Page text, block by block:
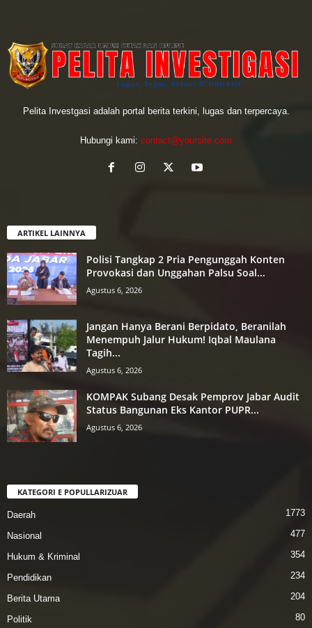
Pelita Investgasi adalah portal berita terkini, lugas dan terpercaya.
Hubungi kami: contact@yoursite.com
ARTIKEL LAINNYA
Polisi Tangkap 2 Pria Pengunggah Konten
Provokasi dan Unggahan Palsu Soal...
Agustus 6, 2026
Jangan Hanya Berani Berpidato, Beranilah
Menempuh Jalur Hukum! Iqbal Maulana
Tagih...
Agustus 6, 2026
KOMPAK Subang Desak Pemprov Jabar Audit
Status Bangunan Eks Kantor PUPR...
Agustus 6, 2026
KATEGORI E POPULLARIZUAR
Daerah 1773
Nasional 477
Hukum & Kriminal 354
Pendidikan 234
Berita Utama 204
Politik 80